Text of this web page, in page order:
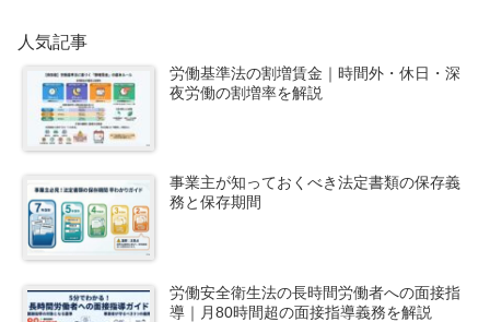
人気記事
労働基準法の割増賃金｜時間外・休日・深
夜労働の割増率を解説
事業主が知っておくべき法定書類の保存義
務と保存期間
労働安全衛生法の長時間労働者への面接指
導｜月80時間超の面接指導義務を解説